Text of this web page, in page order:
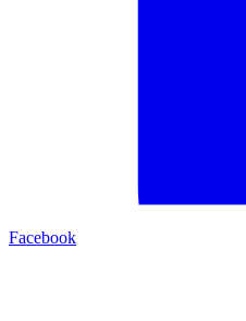
Facebook